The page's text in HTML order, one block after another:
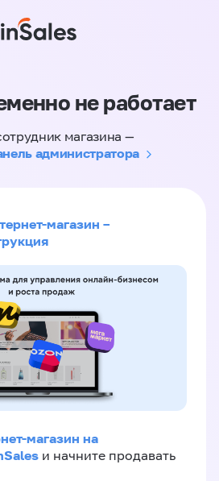
не работает
магазина —
администратора
магазин –
магазин на
и начните продавать